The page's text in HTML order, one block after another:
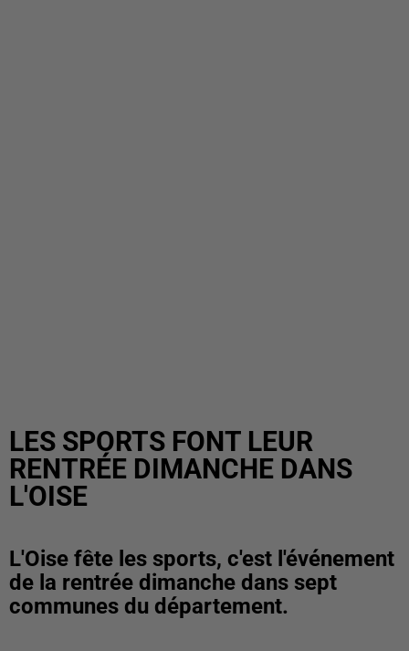
LES SPORTS FONT LEUR
RENTRÉE DIMANCHE DANS
L'OISE
L'Oise fête les sports, c'est l'événement
de la rentrée dimanche dans sept
communes du département.